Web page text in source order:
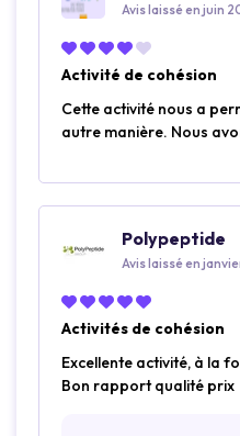
Avis laissé en juin
Activité de cohésion
Cette activité nous a
autre manière. Nous
Polypeptide
Avis laissé en
Activités de cohésion
Excellente activité, à la
Bon rapport qualité prix